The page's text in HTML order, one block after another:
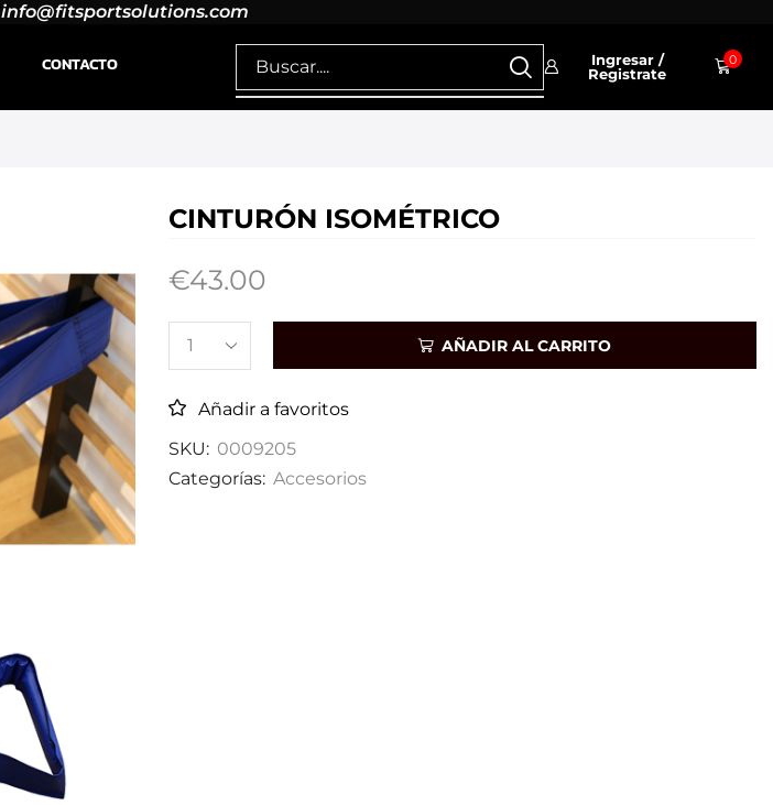
info@fitsportsolutions.com
CONTACTO
Ingresar /
Registrate
0
CINTURÓN ISOMÉTRICO
€43.00
AÑADIR AL CARRITO
Añadir a favoritos
SKU: 0009205
Categorías: Accesorios